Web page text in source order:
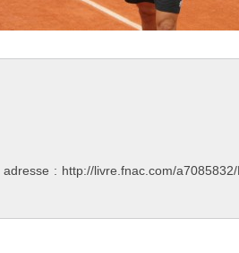
: http://livre.fnac.com/